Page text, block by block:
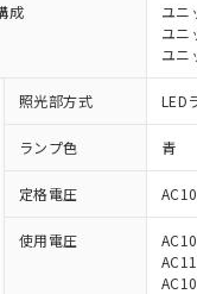
成
ユニ
ユニ
ユニ
照光部方式 LED
ランプ色 青
定格電圧
使用電圧